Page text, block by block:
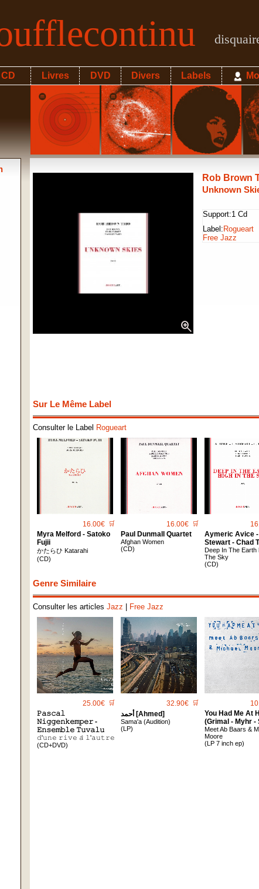
CD Livres DVD Divers Labels
zoom_in
Rob Brown
Unknown
Support:1 Cd
Label: Rogueart
Free Jazz
Sur Le Même Label
Consulter le Label Rogueart
16.00€ 🛒
Myra Melford - Satoko
Fujii
かたらひ Katarahi
(CD)
16.00€ 🛒
Paul Dunmall Quartet
Afghan Women
(CD)
Aymeric Avice
Stewart - Chad
Deep In The Earth
The Sky
(CD)
Genre Similaire
Consulter les articles Jazz Free Jazz
25.00€ 🛒
𝙿𝚊𝚜𝚌𝚊𝚕
𝙽𝚒𝚐𝚐𝚎𝚗𝚔𝚎𝚖𝚙𝚎𝚛 -
𝙴𝚗𝚜𝚎𝚖𝚋𝚕𝚎 𝚃𝚞𝚟𝚊𝚕𝚞
𝚍'𝚞𝚗𝚎 𝚛𝚒𝚟𝚎 𝚊̀ 𝚕'𝚊𝚞𝚝𝚛𝚎
(CD+DVD)
32.90€ 🛒
أحمد [Ahmed]
Sama'a (Audition)
(LP)
You Had Me At
(Grimal - Myhr -
Meet Ab Baars &
Moore
(LP 7 inch ep)